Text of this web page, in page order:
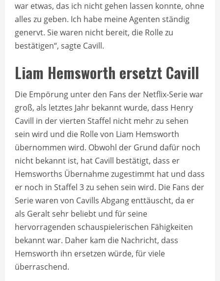
war etwas, das ich nicht gehen lassen konnte, ohne
alles zu geben. Ich habe meine Agenten ständig
genervt. Sie waren nicht bereit, die Rolle zu
bestätigen“, sagte Cavill.
Liam Hemsworth ersetzt Cavill
Die Empörung unter den Fans der Netflix-Serie war
groß, als letztes Jahr bekannt wurde, dass Henry
Cavill in der vierten Staffel nicht mehr zu sehen
sein wird und die Rolle von Liam Hemsworth
übernommen wird. Obwohl der Grund dafür noch
nicht bekannt ist, hat Cavill bestätigt, dass er
Hemsworths Übernahme zugestimmt hat und dass
er noch in Staffel 3 zu sehen sein wird. Die Fans der
Serie waren von Cavills Abgang enttäuscht, da er
als Geralt sehr beliebt und für seine
hervorragenden schauspielerischen Fähigkeiten
bekannt war. Daher kam die Nachricht, dass
Hemsworth ihn ersetzen würde, für viele
überraschend.